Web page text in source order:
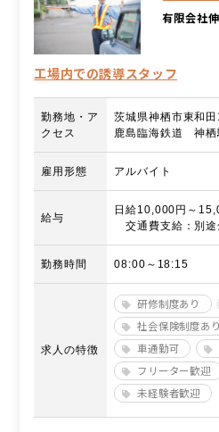
有限会社
工場内での誘導スタッフ
勤務地・ア
クセス
茨城県神栖市東和
鹿島臨海鉄道 神栖
雇用形態 アルバイト
給与
日給10,000円～
交通費支給：別途
勤務時間 08:00～18:15
求人の特徴
研修制度あり
社会保険制度あり
車通勤可
フリーター歓迎
未経験者歓迎